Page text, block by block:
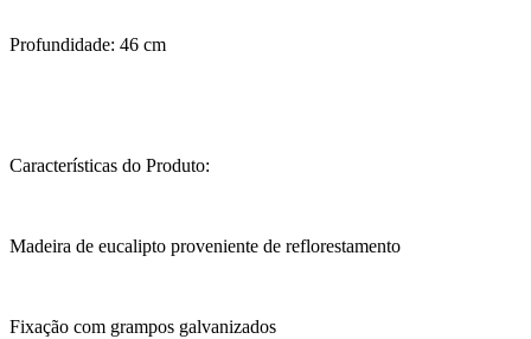
Profundidade: 46 cm
Características do Produto:
Madeira de eucalipto proveniente de reflorestamento
Fixação com grampos galvanizados